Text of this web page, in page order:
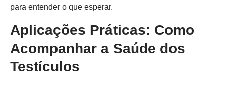
para entender o que esperar.
Aplicações Práticas: Como
Acompanhar a Saúde dos
Testículos